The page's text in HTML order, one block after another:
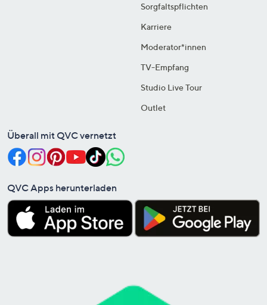
Sorgfaltspflichten
Karriere
Moderator*innen
TV-Empfang
Studio Live Tour
Outlet
Überall mit QVC vernetzt
QVC Apps herunterladen